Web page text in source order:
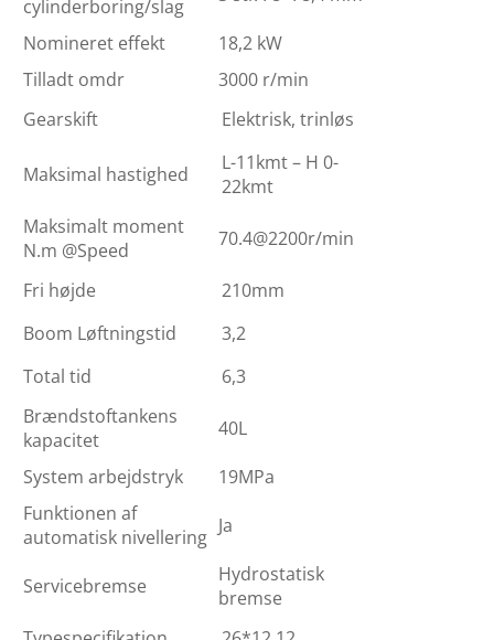
cylinderboring/slag
Nomineret effekt
18,2 kW
Tilladt omdr
3000 r/min
Gearskift
Elektrisk, trinløs
Maksimal hastighed
L-11kmt – H 0-
22kmt
Maksimalt moment
N.m @Speed
70.4@2200r/min
Fri højde
210mm
Boom Løftningstid
3,2
Total tid
6,3
Brændstoftankens
kapacitet
40L
System arbejdstryk
19MPa
Funktionen af
automatisk nivellering Ja
Servicebremse
Hydrostatisk
bremse